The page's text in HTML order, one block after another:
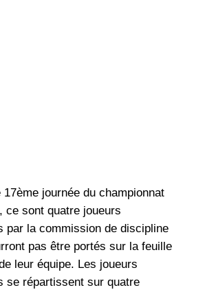
17ème journée du championnat
ce sont quatre joueurs
par la commission de discipline
pas être portés sur la feuille
leur équipe. Les joueurs
se répartissent sur quatre